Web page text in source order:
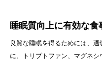
睡眠質向上に有効な食
良質な睡眠を得るためには、
に、トリプトファン、マグネ